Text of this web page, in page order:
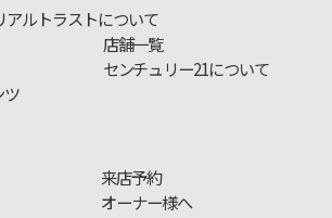
アルトラストについて
店舗一覧
センチュリー21について
ツ
来店予約
オーナー様へ